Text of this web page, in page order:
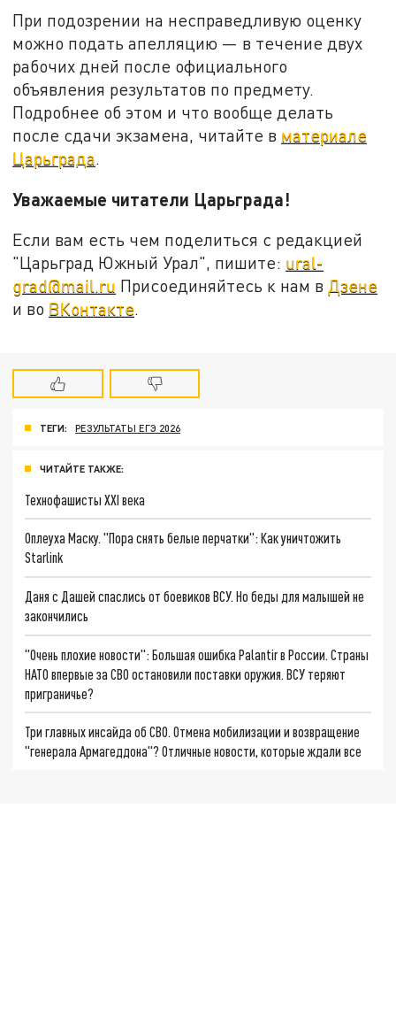
При подозрении на несправедливую оценку
можно подать апелляцию — в течение двух
рабочих дней после официального
объявления результатов по предмету.
Подробнее об этом и что вообще делать
после сдачи экзамена, читайте в материале
Царьграда.
Уважаемые читатели Царьграда!
Если вам есть чем поделиться с редакцией
"Царьград Южный Урал", пишите: ural-
grad@mail.ru Присоединяйтесь к нам в Дзене
и во ВКонтакте.
ТЕГИ: РЕЗУЛЬТАТЫ ЕГЭ 2026
ЧИТАЙТЕ ТАКЖЕ:
Технофашисты XXI века
Оплеуха Маску. "Пора снять белые перчатки": Как уничтожить
Starlink
Даня с Дашей спаслись от боевиков ВСУ. Но беды для малышей не
закончились
"Очень плохие новости": Большая ошибка Palantir в России. Страны
НАТО впервые за СВО остановили поставки оружия. ВСУ теряют
приграничье?
Три главных инсайда об СВО. Отмена мобилизации и возвращение
"генерала Армагеддона"? Отличные новости, которые ждали все